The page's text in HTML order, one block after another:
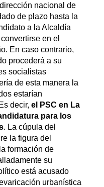
nacional de
de plazo hasta la
a la Alcaldía
en el
En caso contrario,
procederá a su
socialistas
de esta manera la
estarían
decir, el PSC en La
para los
. La cúpula del
la figura del
formación de
su
está acusado
urbanística